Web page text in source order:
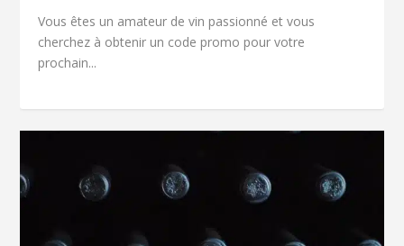
Vous êtes un amateur de vin passionné et vous
cherchez à obtenir un code promo pour votre
prochain...